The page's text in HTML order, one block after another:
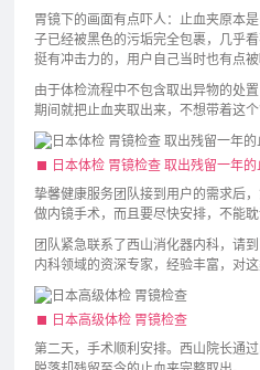
胃镜下的画面有点吓人：止血夹原本
子已经被黑色的污垢完全包裹，几乎
挺有冲击力的，用户自己当时也有点被
由于体检流程中不包含取出异物的处
期间就把止血夹取出来，不想带着这个
日本体检 胃镜检查 取出残留一年
挚馨健康服务团队接到用户的需求后
做内镜手术，而且要尽快安排，不能耽
团队紧急联系了西山消化器内科，请
内科领域的资深专家，经验丰富，对
日本高级体检 胃镜检查
第二天，手术顺利安排。西山院长通